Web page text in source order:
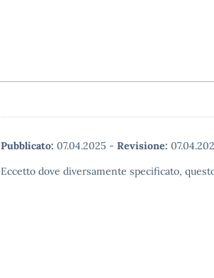
Pubblicato: 07.04.2025 - Revisione:
Eccetto dove diversamente specificato,